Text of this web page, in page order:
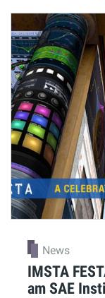
News
IMSTA
am SAE